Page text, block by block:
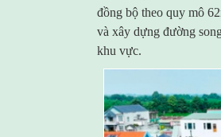
đồng bộ theo quy mô
và xây dựng đường
khu vực.